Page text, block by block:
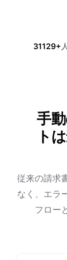
31129+
手
ト
従来の請求
なく、エラ
フロー